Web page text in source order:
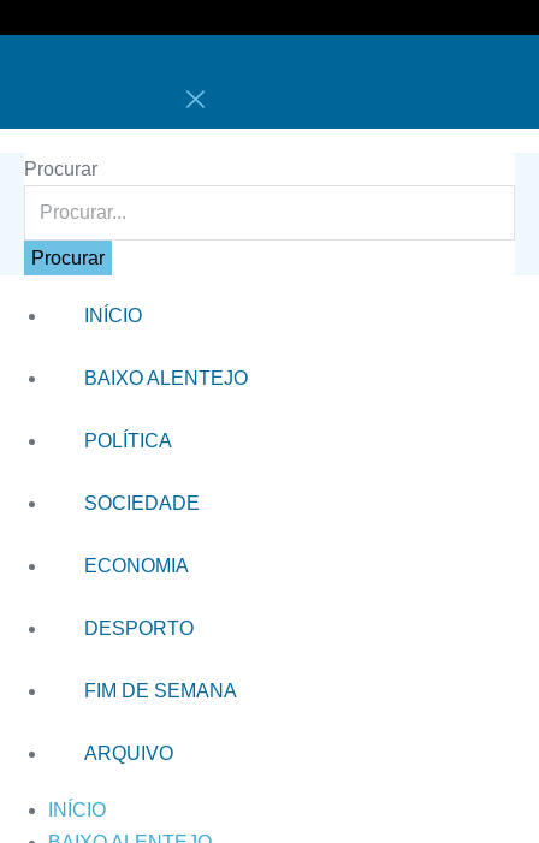
Procurar
Procurar
INÍCIO
BAIXO ALENTEJO
POLÍTICA
SOCIEDADE
ECONOMIA
DESPORTO
FIM DE SEMANA
ARQUIVO
INÍCIO